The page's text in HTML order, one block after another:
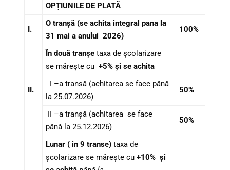
OPȚIUNILE DE PLATĂ
I.
O tranșă (se achita integral pana la
31 mai a anului 2026)
100%
II.
În două tranșetaxa de școlarizare
se mărește cu +5% și se achita
I –a transă (achitarea se face până
la 25.07.2026)
50%
II –a tranșă (achitarea se face
până la 25.12.2026)
50%
Lunar ( in 9 transe)taxa de
școlarizare se mărește cu +10% și